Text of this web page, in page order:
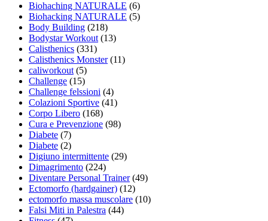
Biohaching NATURALE (6)
Biohacking NATURALE (5)
Body Building (218)
Bodystar Workout (13)
Calisthenics (331)
Calisthenics Monster(11)
caliworkout (5)
Challenge (15)
Challenge felssioni (4)
Colazioni Sportive (41)
Corpo Libero (168)
Cura e Prevenzione (98)
Diabete (7)
Diabete (2)
Digiuno intermittente (29)
Dimagrimento (224)
Diventare Personal Trainer(49)
Ectomorfo (hardgainer) (12)
ectomorfo massa muscolare (10)
Falsi Miti in Palestra (44)